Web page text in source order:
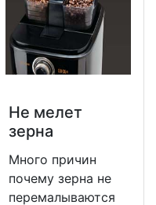
Не мeлет
зерна
Много причин
почему зерна не
перемалываются